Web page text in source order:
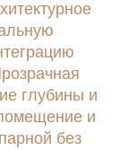
глубины и
и
без